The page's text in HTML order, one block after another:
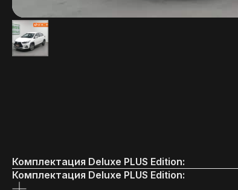
Комплектация Deluxe PLUS Edition:
Комплектация Deluxe PLUS Edition: